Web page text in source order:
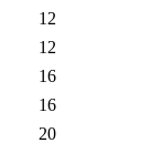
12
12
16
16
20